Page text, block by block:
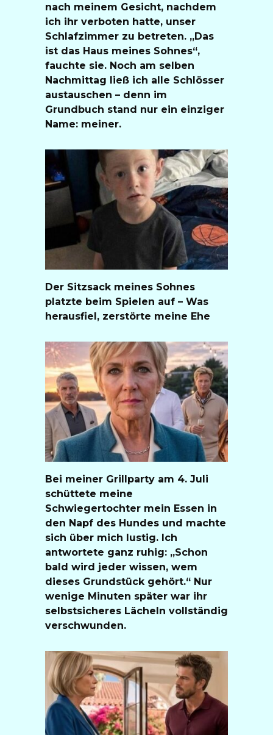
nach meinem Gesicht, nachdem
ich ihr verboten hatte, unser
Schlafzimmer zu betreten. „Das
ist das Haus meines Sohnes“,
fauchte sie. Noch am selben
Nachmittag ließ ich alle Schlösser
austauschen – denn im
Grundbuch stand nur ein einziger
Name: meiner.
Der Sitzsack meines Sohnes
platzte beim Spielen auf – Was
herausfiel, zerstörte meine Ehe
Bei meiner Grillparty am 4. Juli
schüttete meine
Schwiegertochter mein Essen in
den Napf des Hundes und machte
sich über mich lustig. Ich
antwortete ganz ruhig: „Schon
bald wird jeder wissen, wem
dieses Grundstück gehört.“ Nur
wenige Minuten später war ihr
selbstsicheres Lächeln vollständig
verschwunden.